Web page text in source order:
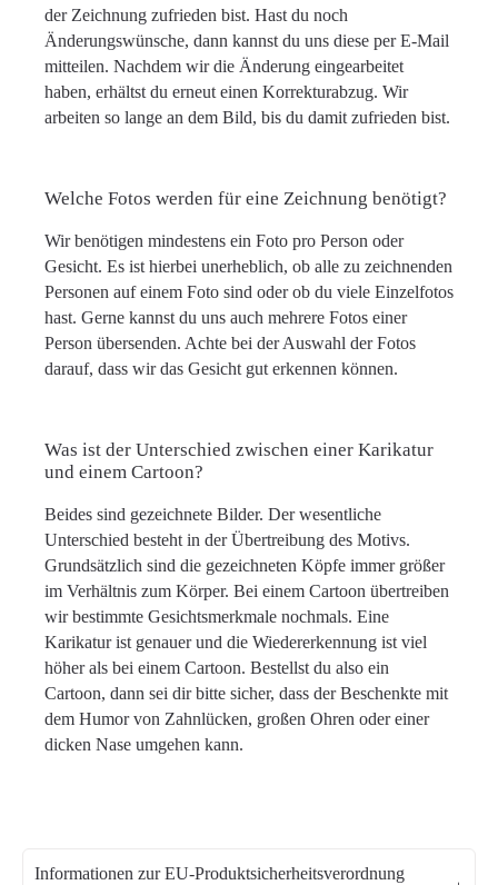
der Zeichnung zufrieden bist. Hast du noch
Änderungswünsche, dann kannst du uns diese per E-Mail
mitteilen. Nachdem wir die Änderung eingearbeitet
haben, erhältst du erneut einen Korrekturabzug. Wir
arbeiten so lange an dem Bild, bis du damit zufrieden bist.
Welche Fotos werden für eine Zeichnung benötigt?
Wir benötigen mindestens ein Foto pro Person oder
Gesicht. Es ist hierbei unerheblich, ob alle zu zeichnenden
Personen auf einem Foto sind oder ob du viele Einzelfotos
hast. Gerne kannst du uns auch mehrere Fotos einer
Person übersenden. Achte bei der Auswahl der Fotos
darauf, dass wir das Gesicht gut erkennen können.
Was ist der Unterschied zwischen einer Karikatur
und einem Cartoon?
Beides sind gezeichnete Bilder. Der wesentliche
Unterschied besteht in der Übertreibung des Motivs.
Grundsätzlich sind die gezeichneten Köpfe immer größer
im Verhältnis zum Körper. Bei einem Cartoon übertreiben
wir bestimmte Gesichtsmerkmale nochmals. Eine
Karikatur ist genauer und die Wiedererkennung ist viel
höher als bei einem Cartoon. Bestellst du also ein
Cartoon, dann sei dir bitte sicher, dass der Beschenkte mit
dem Humor von Zahnlücken, großen Ohren oder einer
dicken Nase umgehen kann.
Informationen zur EU-Produktsicherheitsverordnung